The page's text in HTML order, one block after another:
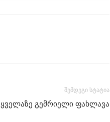
შემდეგი სტატია
ყველაზე გემრიელი ფახლავა